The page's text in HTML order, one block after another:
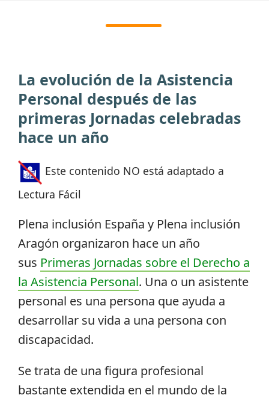
La evolución de la Asistencia
Personal después de las
primeras Jornadas celebradas
hace un año
Este contenido NO está adaptado a
Lectura Fácil
Plena inclusión España y Plena inclusión
Aragón organizaron hace un año
sus Primeras Jornadas sobre el Derecho a
la Asistencia Personal. Una o un asistente
personal es una persona que ayuda a
desarrollar su vida a una persona con
discapacidad.
Se trata de una figura profesional
bastante extendida en el mundo de la